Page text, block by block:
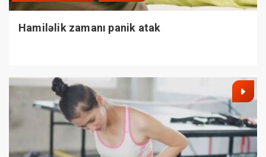
Hamiləlik zamanı panik atak